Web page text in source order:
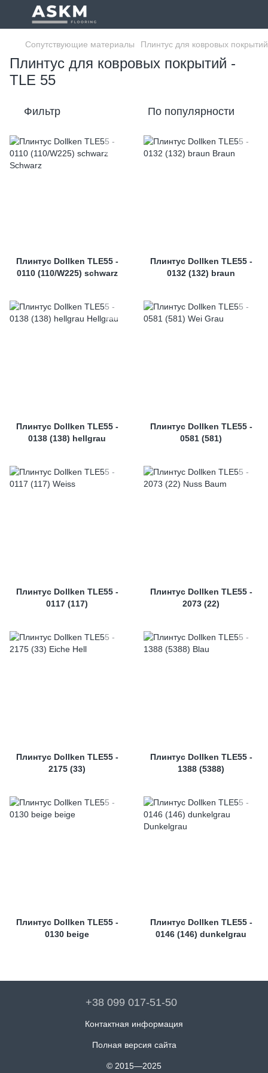
Сопутствующие материалы Плинтус для ковровых покрытий
Плинтус для ковровых покрытий -
TLE 55
Фильтр По популярности
Плинтус Dollken TLE55 -
0110 (110/W225) schwarz
Плинтус Dollken TLE55 -
0132 (132) braun
Плинтус Dollken TLE55 -
0138 (138) hellgrau
Плинтус Dollken TLE55 -
0581 (581)
Плинтус Dollken TLE55 -
0117 (117)
Плинтус Dollken TLE55 -
2073 (22)
Плинтус Dollken TLE55 -
2175 (33)
Плинтус Dollken TLE55 -
1388 (5388)
Плинтус Dollken TLE55 -
0130 beige
Плинтус Dollken TLE55 -
0146 (146) dunkelgrau
+38 099 017-51-50
Контактная информация
Полная версия сайта
© 2015—2025